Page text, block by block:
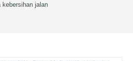
kebersihan jalan